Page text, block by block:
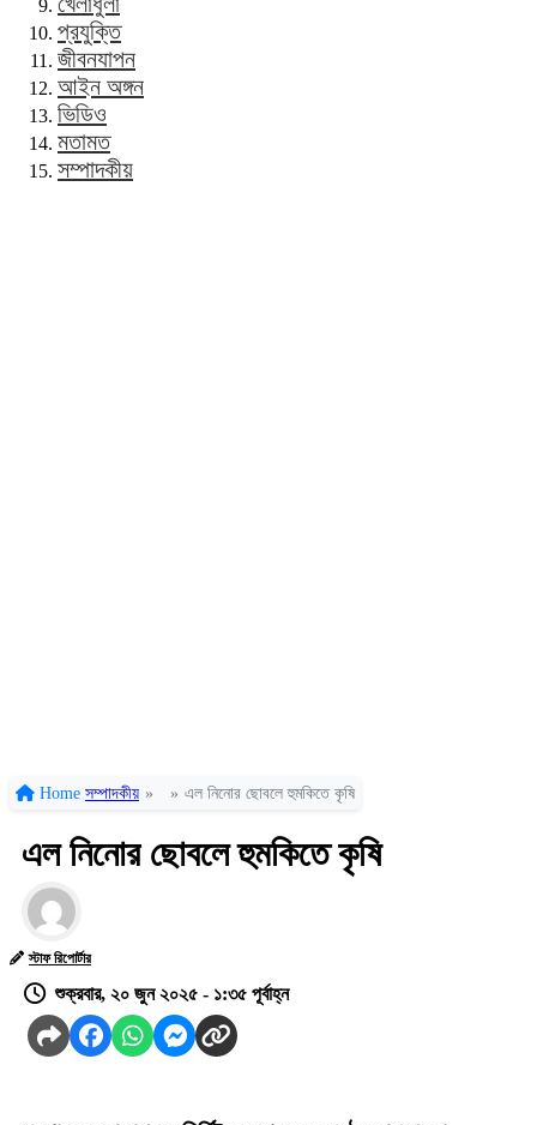
প্রযুক্তি
জীবনযাপন
আইন অঙ্গন
ভিডিও
মতামত
সম্পাদকীয়
Home সম্পাদকীয় » » এল নিনোর ছোবলে হুমকিতে কৃষি
এল নিনোর ছোবলে হুমকিতে কৃষি
স্টাফ রিপোর্টার
শুক্রবার, ২০ জুন ২০২৫ - ১:৩৫ পূর্বাহ্ন